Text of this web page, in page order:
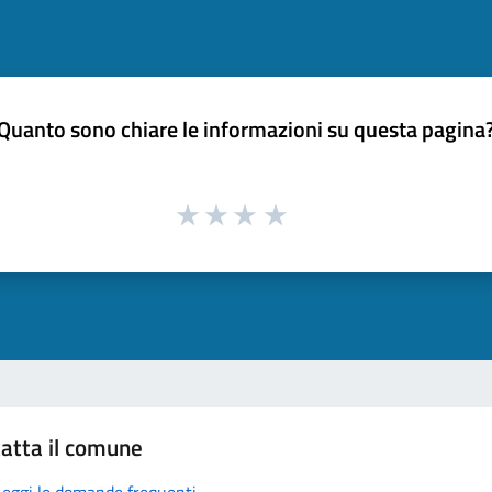
sono chiare le informazioni su questa
il comune